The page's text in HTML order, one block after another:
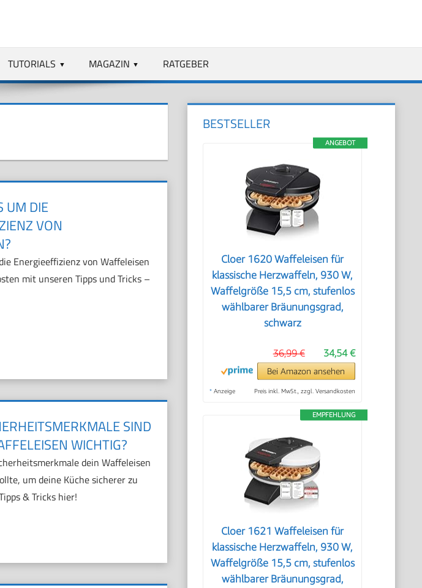
TUTORIALS MAGAZIN RATGEBER
UM DIE
VON
Energieeffizienz von Waffeleisen
mit unseren Tipps und Tricks –
SIND
WICHTIG?
dein Waffeleisen
um deine Küche sicherer zu
& Tricks hier!
BESTSELLER
ANGEBOT
Cloer 1620 Waffeleisen für
klassische Herzwaffeln, 930 W,
Waffelgröße 15,5 cm, stufenlos
wählbarer Bräunungsgrad,
schwarz
34,54 €
36,99 €
Bei Amazon ansehen
* Anzeige Preis inkl. MwSt., zzgl. Versandkosten
EMPFEHLUNG
Cloer 1621 Waffeleisen für
klassische Herzwaffeln, 930 W,
Waffelgröße 15,5 cm, stufenlos
wählbarer Bräunungsgrad,